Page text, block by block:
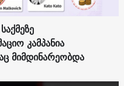
კამპანია
მიმდინარეობდა